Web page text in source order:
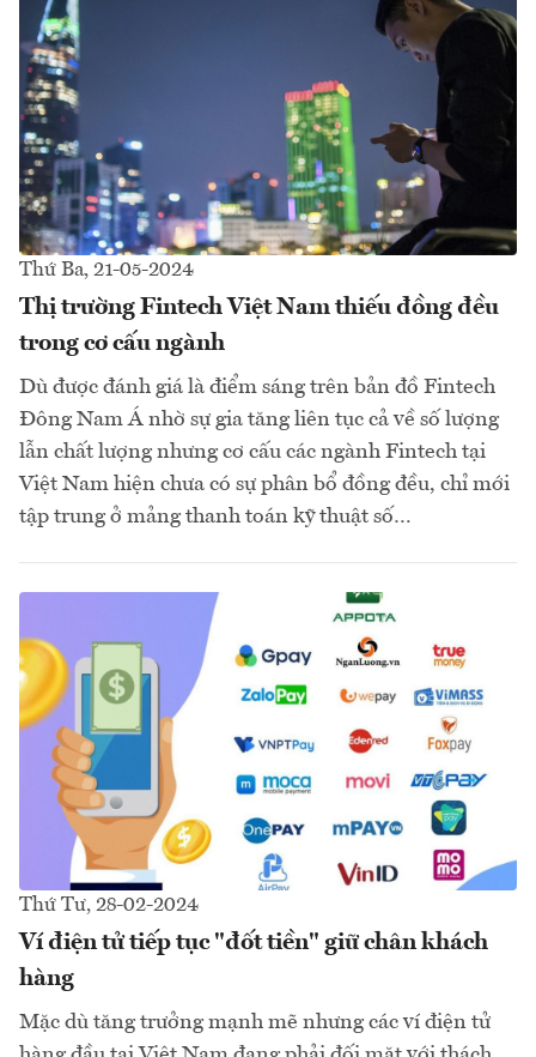
Thứ Ba, 21-05-2024
Thị trường Fintech Việt Nam thiếu đồng đều
trong cơ cấu ngành
Dù được đánh giá là điểm sáng trên bản đồ Fintech
Đông Nam Á nhờ sự gia tăng liên tục cả về số lượng
lẫn chất lượng nhưng cơ cấu các ngành Fintech tại
Việt Nam hiện chưa có sự phân bổ đồng đều, chỉ mới
tập trung ở mảng thanh toán kỹ thuật số…
Thứ Tư, 28-02-2024
Ví điện tử tiếp tục "đốt tiền" giữ chân khách
hàng
Mặc dù tăng trưởng mạnh mẽ nhưng các ví điện tử